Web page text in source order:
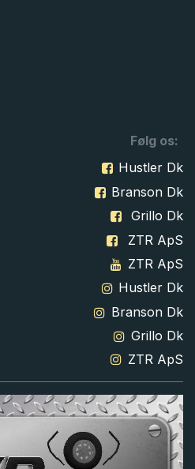
Følg os:
Hustler Dk
Branson Dk
Grillo Dk
ZTR ApS
ZTR ApS
Hustler Dk
Branson Dk
Grillo Dk
ZTR ApS